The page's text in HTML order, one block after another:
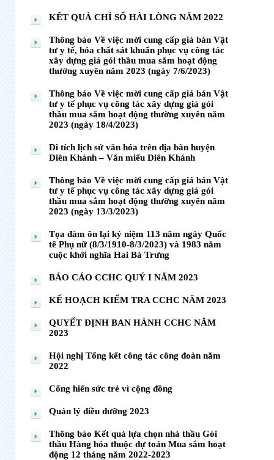
KẾT QUẢ CHỈ SỐ HÀI LÒNG NĂM 2022
Thông báo Về việc mời cung cấp giá bán Vật
tư y tế, hóa chất sát khuẩn phục vụ công tác
xây dựng giá gói thầu mua sắm hoạt động
thường xuyên năm 2023 (ngày 7/6/2023)
Thông báo Về việc mời cung cấp giá bán Vật
tư y tế phục vụ công tác xây dựng giá gói
thầu mua sắm hoạt động thường xuyên năm
2023 (ngày 18/4/2023)
Di tích lịch sử văn hóa trên địa bàn huyện
Diên Khánh – Văn miếu Diên Khánh
Thông báo Về việc mời cung cấp giá bán Vật
tư y tế phục vụ công tác xây dựng giá gói
thầu mua sắm hoạt động thường xuyên năm
2023 (ngày 13/3/2023)
Tọa đàm ôn lại kỷ niệm 113 năm ngày Quốc
tế Phụ nữ (8/3/1910-8/3/2023) và 1983 năm
cuộc khởi nghĩa Hai Bà Trưng
BÁO CÁO CCHC QUÝ I NĂM 2023
KẾ HOẠCH KIỂM TRA CCHC NĂM 2023
QUYẾT ĐỊNH BAN HÀNH CCHC NĂM
2023
Hội nghị Tổng kết công tác công đoàn năm
2022
Cống hiến sức trẻ vì cộng đồng
Quản lý điều dưỡng 2023
Thông báo Kết quả lựa chọn nhà thầu Gói
thầu Hàng hóa thuộc dự toán Mua sắm hoạt
động 12 tháng năm 2022-2023